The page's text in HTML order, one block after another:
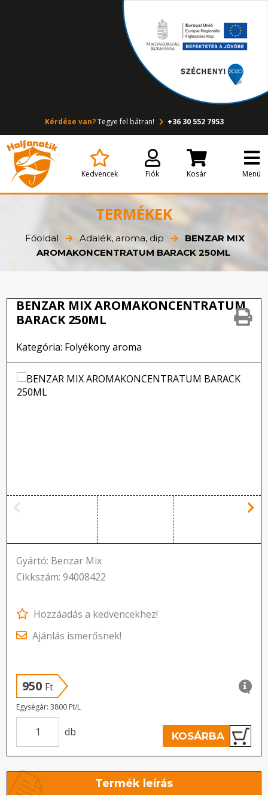
Kérdése van?Tegye fel bátran! +36 30 552 7953
Kedvencek Fiók Kosár Menü
TERMÉKEK
Főoldal Adalék, aroma, dip
BENZAR MIX
AROMAKONCENTRATUM BARACK 250ML
BENZAR MIX AROMAKONCENTRATUM
BARACK 250ML
Kategória: Folyékony aroma
Gyártó: Benzar Mix
Cikkszám: 94008422
Hozzáadás a kedvencekhez!
Ajánlás ismerősnek!
950 Ft
Egységár: 3800 Ft/L
db KOSÁRBA
Termék leírás